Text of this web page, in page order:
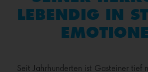
LEBENDIG IN
Seit Jahrhunderten ist Gasteiner tief